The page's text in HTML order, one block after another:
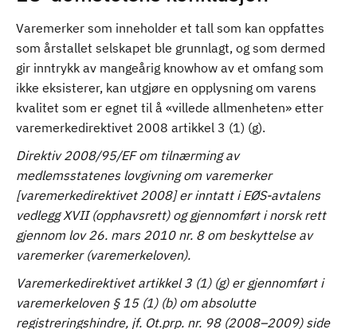
Varemerker som inneholder et tall som kan oppfattes
som årstallet selskapet ble grunnlagt, og som dermed
gir inntrykk av mangeårig knowhow av et omfang som
ikke eksisterer, kan utgjøre en opplysning om varens
kvalitet som er egnet til å «villede allmenheten» etter
varemerkedirektivet 2008 artikkel 3 (1) (g).
Direktiv 2008/95/EF om tilnærming av
medlemsstatenes lovgivning om varemerker
[varemerkedirektivet 2008] er inntatt i EØS-avtalens
vedlegg XVII (opphavsrett) og gjennomført i norsk rett
gjennom lov 26. mars 2010 nr. 8 om beskyttelse av
varemerker (varemerkeloven).
Varemerkedirektivet artikkel 3 (1) (g) er gjennomført i
varemerkeloven § 15 (1) (b) om absolutte
registreringshindre, jf. Ot.prp. nr. 98 (2008–2009) side